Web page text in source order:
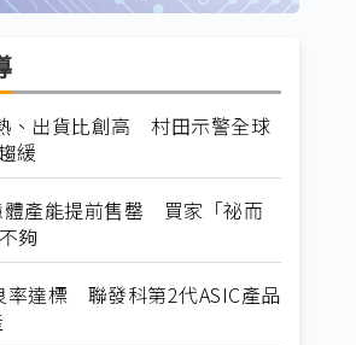
、出貨比創高 村田示警全球
緩
體產能提前售罄 買家「祕而
夠
率達標 聯發科第2代ASIC產品